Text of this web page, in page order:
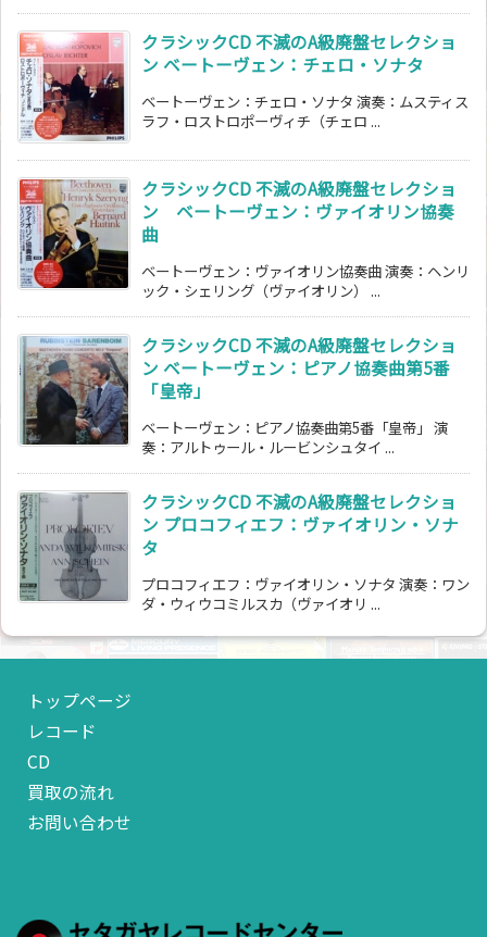
クラシックCD 不滅のA級廃盤セレクショ
ン ベートーヴェン：チェロ・ソナタ
ベートーヴェン：チェロ・ソナタ 演奏：ムスティス
ラフ・ロストロポーヴィチ（チェロ ...
クラシックCD 不滅のA級廃盤セレクショ
ン ベートーヴェン：ヴァイオリン協奏
曲
ベートーヴェン：ヴァイオリン協奏曲 演奏：ヘンリ
ック・シェリング（ヴァイオリン） ...
クラシックCD 不滅のA級廃盤セレクショ
ン ベートーヴェン：ピアノ協奏曲第5番
「皇帝」
ベートーヴェン：ピアノ協奏曲第5番「皇帝」 演
奏：アルトゥール・ルービンシュタイ ...
クラシックCD 不滅のA級廃盤セレクショ
ン プロコフィエフ：ヴァイオリン・ソナ
タ
プロコフィエフ：ヴァイオリン・ソナタ 演奏：ワン
ダ・ウィウコミルスカ（ヴァイオリ ...
トップページ
レコード
CD
買取の流れ
お問い合わせ